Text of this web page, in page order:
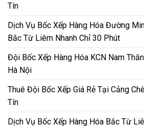
Tín
Dịch Vụ Bốc Xếp Hàng Hóa Đường
Bắc Từ Liêm Nhanh Chỉ 30 Phút
Đội Bốc Xếp Hàng Hóa KCN Nam
Hà Nội
Thuê Đội Bốc Xếp Giá Rẻ Tại Cảng
Tín
Dịch Vụ Bốc Xếp Hàng Hóa Bắc Từ